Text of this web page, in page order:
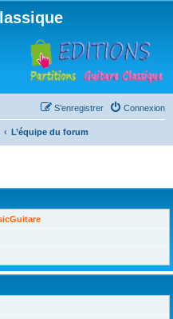
Connexion
S’enregistrer
L’équipe du forum